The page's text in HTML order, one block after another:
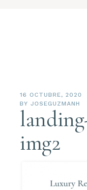
16 OCTUBRE, 2020
BY JOSEGUZMANH
img2